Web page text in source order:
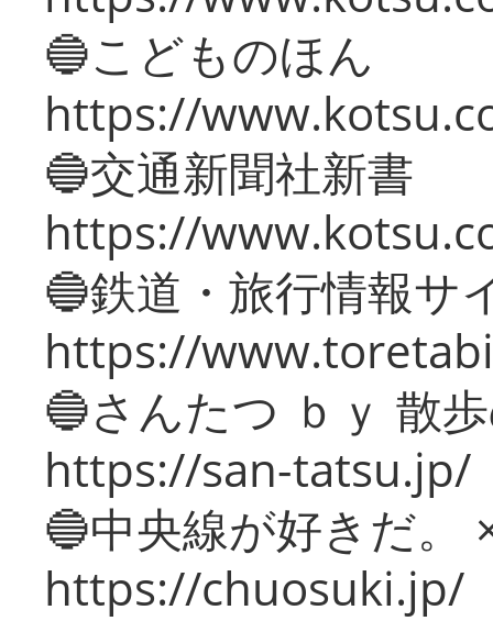
🔵こどものほん
https://
🔵交通新聞社新書
https://
🔵鉄道・旅行情報サ
https://
🔵さんたつ ｂｙ 散
https://san-tatsu.jp/
🔵中央線が好きだ。
https://chuosuki.jp/